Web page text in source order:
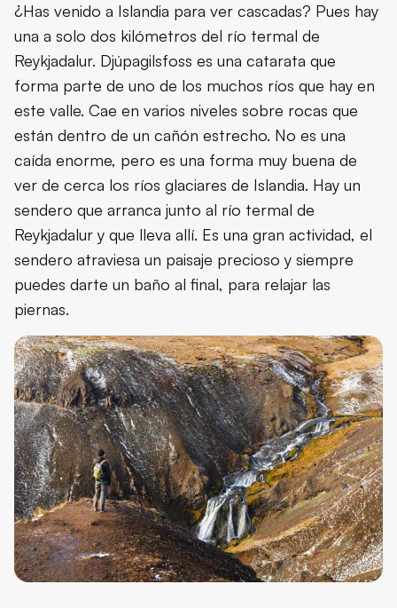
¿Has venido a Islandia para ver cascadas? Pues hay
una a solo dos kilómetros del río termal de
Reykjadalur. Djúpagilsfoss es una catarata que
forma parte de uno de los muchos ríos que hay en
este valle. Cae en varios niveles sobre rocas que
están dentro de un cañón estrecho. No es una
caída enorme, pero es una forma muy buena de
ver de cerca los ríos glaciares de Islandia. Hay un
sendero que arranca junto al río termal de
Reykjadalur y que lleva allí. Es una gran actividad, el
sendero atraviesa un paisaje precioso y siempre
puedes darte un baño al final, para relajar las
piernas.